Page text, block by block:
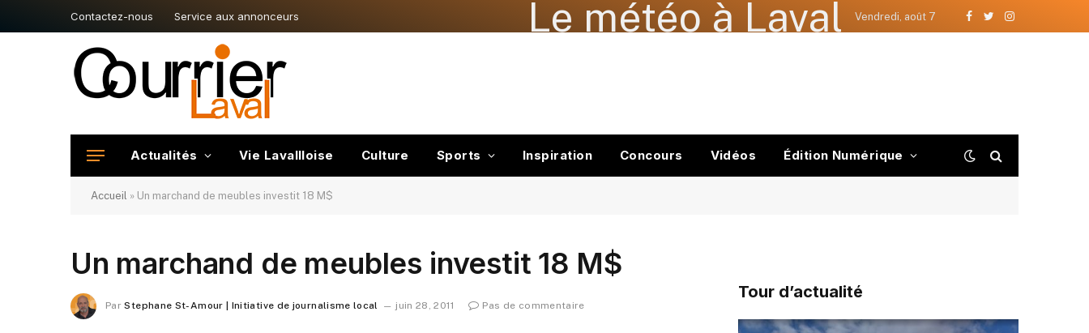
Contactez-nous Service aux annonceurs Le météo à Laval Vendredi, août 7
Facebook
TwitterInstagram
Actualités Vie Lavallloise Culture Sports Inspiration Concours Vidéos Édition Numérique
Accueil » Un marchand de meubles investit 18 M$
Un marchand de meubles investit 18 M$
Par Stephane St-Amour | Initiative de journalisme local juin 28, 2011 Pas de commentaire
Tour d’actualité